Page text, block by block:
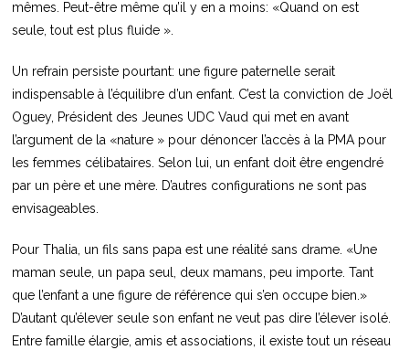
mêmes. Peut-être même qu’il y en a moins: «Quand on est
seule, tout est plus fluide ».
Un refrain persiste pourtant: une figure paternelle serait
indispensable à l’équilibre d’un enfant. C’est la conviction de Joël
Oguey, Président des Jeunes UDC Vaud qui met en avant
l’argument de la «nature » pour dénoncer l’accès à la PMA pour
les femmes célibataires. Selon lui, un enfant doit être engendré
par un père et une mère. D’autres configurations ne sont pas
envisageables.
Pour Thalia, un fils sans papa est une réalité sans drame. «Une
maman seule, un papa seul, deux mamans, peu importe. Tant
que l’enfant a une figure de référence qui s’en occupe bien.»
D’autant qu’élever seule son enfant ne veut pas dire l’élever isolé.
Entre famille élargie, amis et associations, il existe tout un réseau